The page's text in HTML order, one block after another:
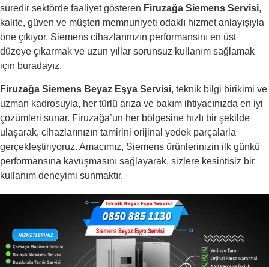
süredir sektörde faaliyet gösteren Firuzağa Siemens Servisi,
kalite, güven ve müşteri memnuniyeti odaklı hizmet anlayışıyla
öne çıkıyor. Siemens cihazlarınızın performansını en üst
düzeye çıkarmak ve uzun yıllar sorunsuz kullanım sağlamak
için buradayız.
Firuzağa Siemens Beyaz Eşya Servisi, teknik bilgi birikimi ve
uzman kadrosuyla, her türlü arıza ve bakım ihtiyacınızda en iyi
çözümleri sunar. Firuzağa’un her bölgesine hızlı bir şekilde
ulaşarak, cihazlarınızın tamirini orijinal yedek parçalarla
gerçekleştiriyoruz. Amacımız, Siemens ürünlerinizin ilk günkü
performansına kavuşmasını sağlayarak, sizlere kesintisiz bir
kullanım deneyimi sunmaktır.